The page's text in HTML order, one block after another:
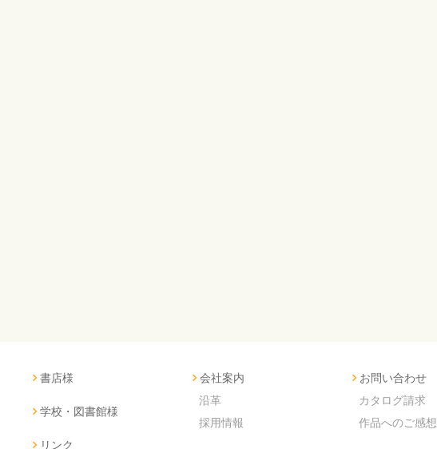
書店様
学校・図書館様
リンク
会社案内
沿革
採用情報
お問い合わせ
カタログ請求
作品へのご感想